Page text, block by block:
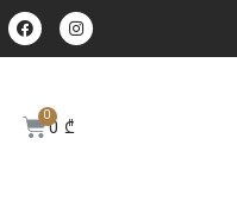
0₾